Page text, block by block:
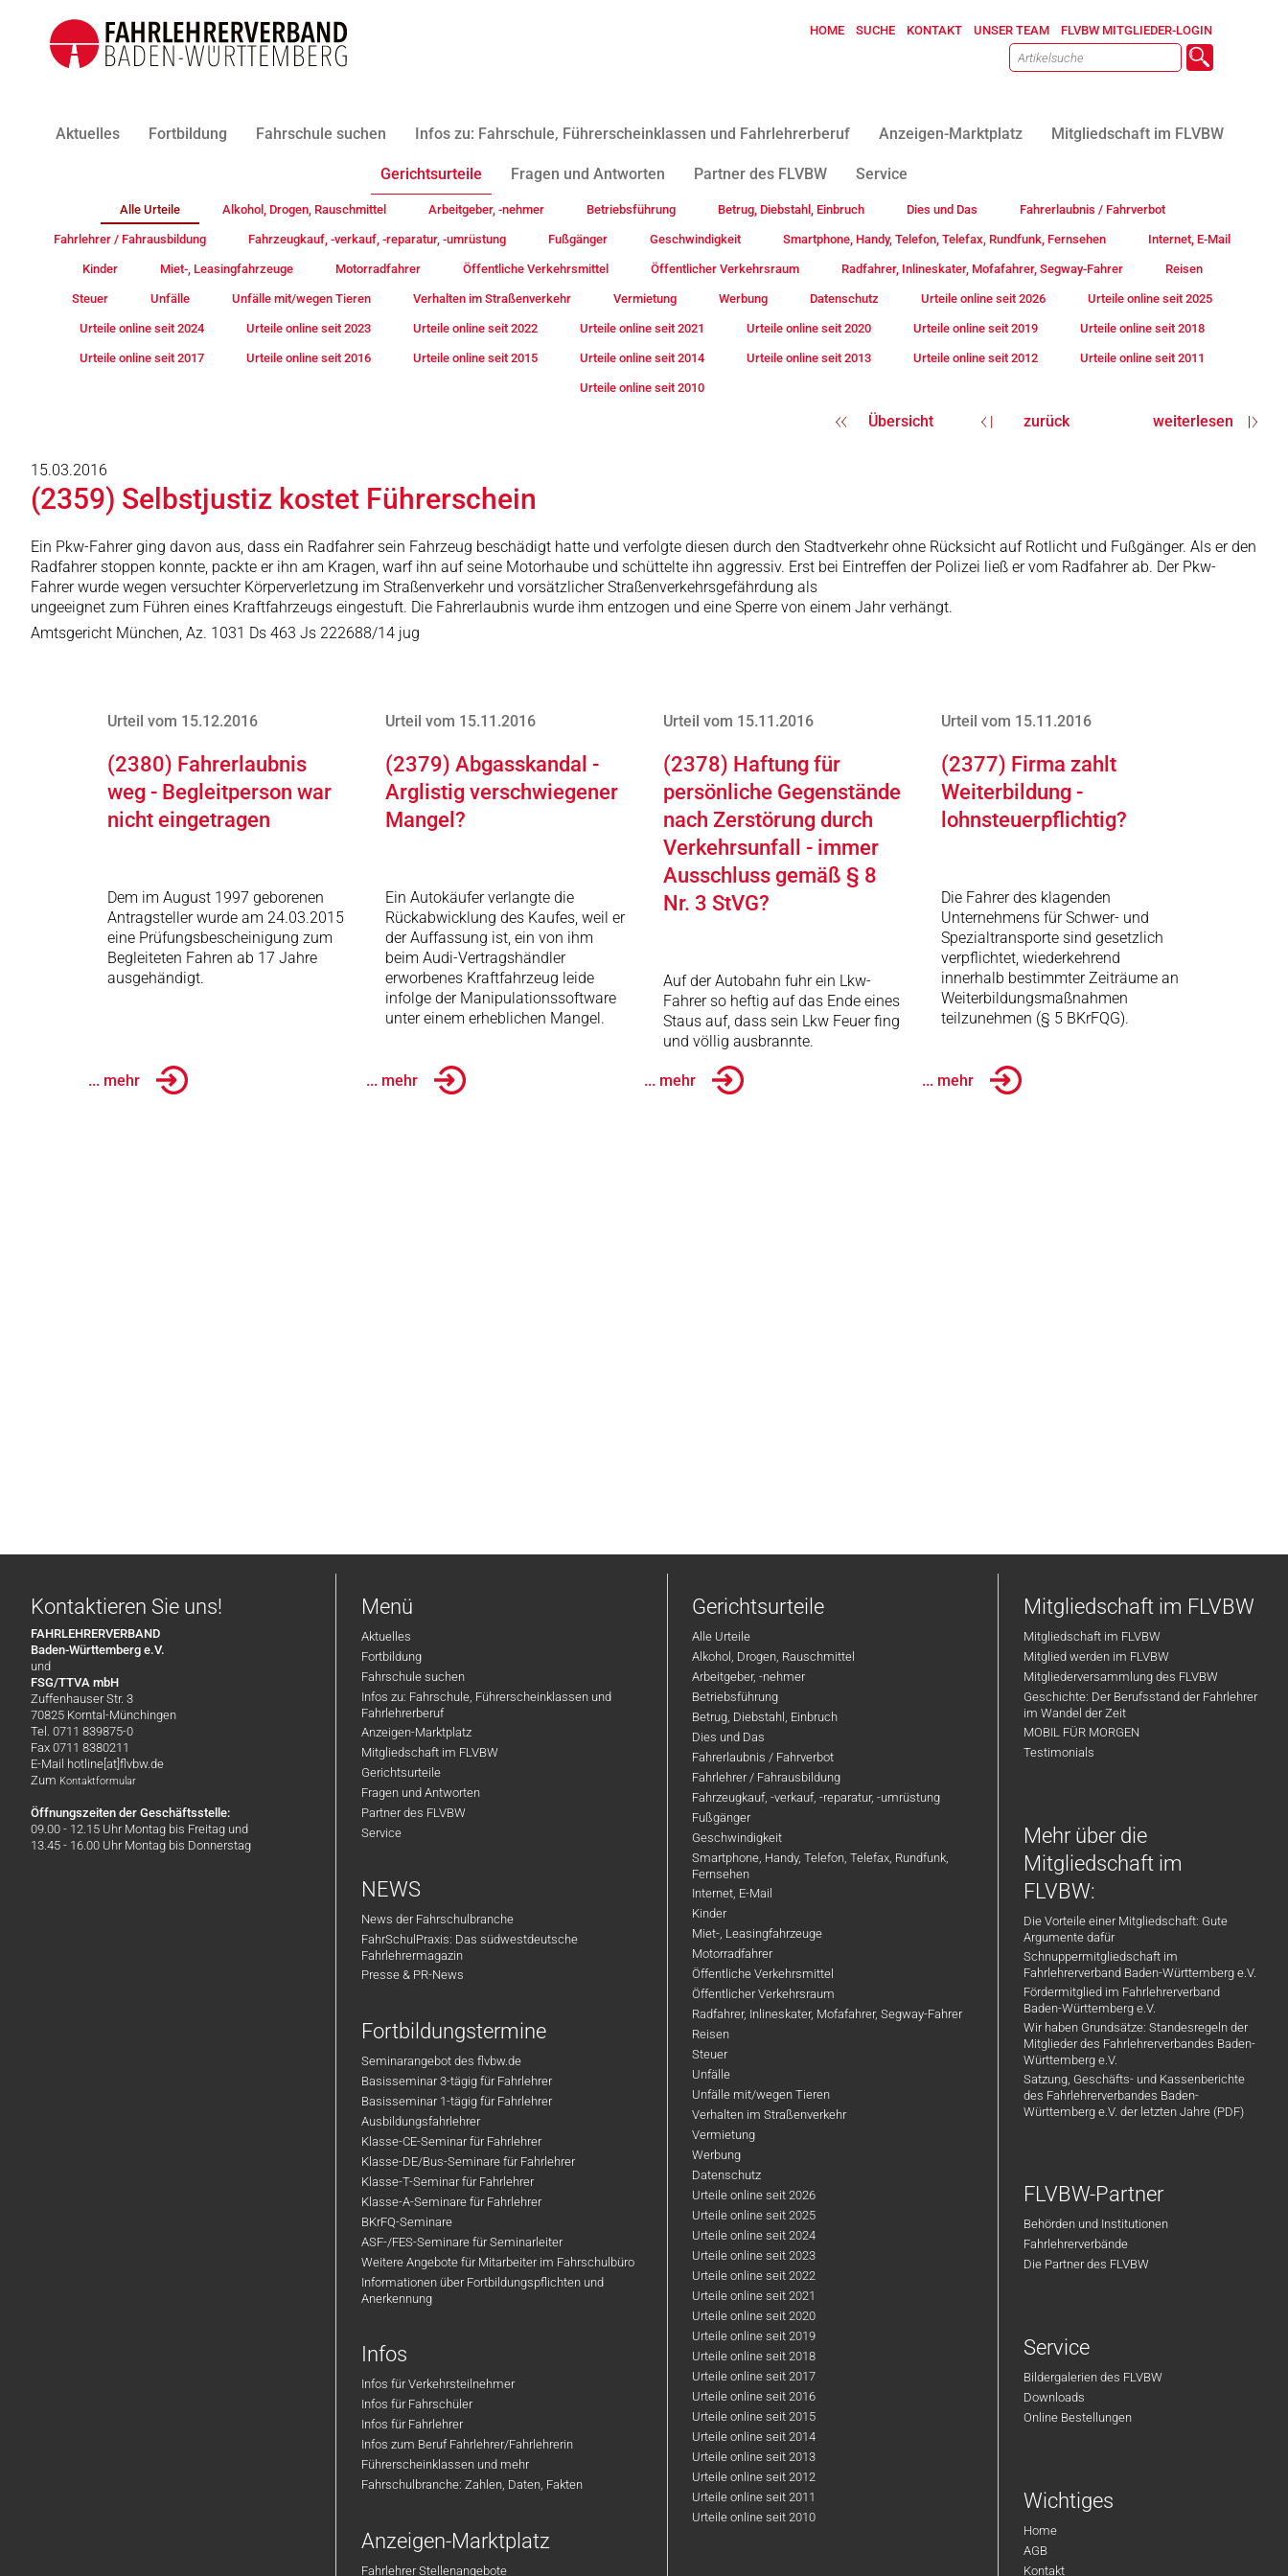
HOME SUCHE KONTAKT UNSER TEAM FLVBW MITGLIEDER-LOGIN
Aktuelles Fortbildung Fahrschule suchen Infos zu: Fahrschule, Führerscheinklassen und Fahrlehrerberuf Anzeigen-Marktplatz Mitgliedschaft im FLVBW
Gerichtsurteile Fragen und Antworten Partner des FLVBW Service
Alle Urteile Alkohol, Drogen, Rauschmittel Arbeitgeber, -nehmer Betriebsführung Betrug, Diebstahl, Einbruch Dies und Das Fahrerlaubnis / Fahrverbot
Fahrlehrer / Fahrausbildung Fahrzeugkauf, -verkauf, -reparatur, -umrüstung Fußgänger Geschwindigkeit Smartphone, Handy, Telefon, Telefax, Rundfunk, Fernsehen Internet, E-Mail
Kinder Miet-, Leasingfahrzeuge Motorradfahrer Öffentliche Verkehrsmittel Öffentlicher Verkehrsraum Radfahrer, Inlineskater, Mofafahrer, Segway-Fahrer Reisen
Steuer Unfälle Unfälle mit/wegen Tieren Verhalten im Straßenverkehr Vermietung Werbung Datenschutz Urteile online seit 2026 Urteile online seit 2025
Urteile online seit 2024 Urteile online seit 2023 Urteile online seit 2022 Urteile online seit 2021 Urteile online seit 2020 Urteile online seit 2019 Urteile online seit 2018
Urteile online seit 2017 Urteile online seit 2016 Urteile online seit 2015 Urteile online seit 2014 Urteile online seit 2013 Urteile online seit 2012 Urteile online seit 2011
Urteile online seit 2010
Übersicht zurück weiterlesen
15.03.2016
(2359) Selbstjustiz kostet Führerschein
Ein Pkw-Fahrer ging davon aus, dass ein Radfahrer sein Fahrzeug beschädigt hatte und verfolgte diesen durch den Stadtverkehr ohne Rücksicht auf Rotlicht und Fußgänger. Als er den
Radfahrer stoppen konnte, packte er ihn am Kragen, warf ihn auf seine Motorhaube und schüttelte ihn aggressiv. Erst bei Eintreffen der Polizei ließ er vom Radfahrer ab. Der Pkw-
Fahrer wurde wegen versuchter Körperverletzung im Straßenverkehr und vorsätzlicher Straßenverkehrsgefährdung als
ungeeignet zum Führen eines Kraftfahrzeugs eingestuft. Die Fahrerlaubnis wurde ihm entzogen und eine Sperre von einem Jahr verhängt.
Amtsgericht München, Az. 1031 Ds 463 Js 222688/14 jug
Urteil vom 15.12.2016
(2380) Fahrerlaubnis
weg - Begleitperson war
nicht eingetragen
Dem im August 1997 geborenen
Antragsteller wurde am 24.03.2015
eine Prüfungsbescheinigung zum
Begleiteten Fahren ab 17 Jahre
ausgehändigt.
... mehr
Urteil vom 15.11.2016
(2379) Abgasskandal -
Arglistig verschwiegener
Mangel?
Ein Autokäufer verlangte die
Rückabwicklung des Kaufes, weil er
der Auffassung ist, ein von ihm
beim Audi-Vertragshändler
erworbenes Kraftfahrzeug leide
infolge der Manipulationssoftware
unter einem erheblichen Mangel.
... mehr
Urteil vom 15.11.2016
(2378) Haftung für
persönliche Gegenstände
nach Zerstörung durch
Verkehrsunfall - immer
Ausschluss gemäß § 8
Nr. 3 StVG?
Auf der Autobahn fuhr ein Lkw-
Fahrer so heftig auf das Ende eines
Staus auf, dass sein Lkw Feuer fing
und völlig ausbrannte.
... mehr
Urteil vom 15.11.2016
(2377) Firma zahlt
Weiterbildung -
lohnsteuerpflichtig?
Die Fahrer des klagenden
Unternehmens für Schwer- und
Spezialtransporte sind gesetzlich
verpflichtet, wiederkehrend
innerhalb bestimmter Zeiträume an
Weiterbildungsmaßnahmen
teilzunehmen (§ 5 BKrFQG).
... mehr
Kontaktieren Sie uns!
FAHRLEHRERVERBAND
Baden-Württemberg e.V.
und
FSG/TTVA mbH
Zuffenhauser Str. 3
70825 Korntal-Münchingen
Tel. 0711 839875-0
Fax 0711 8380211
E-Mail hotline[at]flvbw.de
Zum Kontaktformular
Öffnungszeiten der Geschäftsstelle:
09.00 - 12.15 Uhr Montag bis Freitag und
13.45 - 16.00 Uhr Montag bis Donnerstag
Menü
Aktuelles
Fortbildung
Fahrschule suchen
Infos zu: Fahrschule, Führerscheinklassen und
Fahrlehrerberuf
Anzeigen-Marktplatz
Mitgliedschaft im FLVBW
Gerichtsurteile
Fragen und Antworten
Partner des FLVBW
Service
NEWS
News der Fahrschulbranche
FahrSchulPraxis: Das südwestdeutsche
Fahrlehrermagazin
Presse & PR-News
Fortbildungstermine
Seminarangebot des flvbw.de
Basisseminar 3-tägig für Fahrlehrer
Basisseminar 1-tägig für Fahrlehrer
Ausbildungsfahrlehrer
Klasse-CE-Seminar für Fahrlehrer
Klasse-DE/Bus-Seminare für Fahrlehrer
Klasse-T-Seminar für Fahrlehrer
Klasse-A-Seminare für Fahrlehrer
BKrFQ-Seminare
ASF-/FES-Seminare für Seminarleiter
Weitere Angebote für Mitarbeiter im Fahrschulbüro
Informationen über Fortbildungspflichten und
Anerkennung
Infos
Infos für Verkehrsteilnehmer
Infos für Fahrschüler
Infos für Fahrlehrer
Infos zum Beruf Fahrlehrer/Fahrlehrerin
Führerscheinklassen und mehr
Fahrschulbranche: Zahlen, Daten, Fakten
Anzeigen-Marktplatz
Fahrlehrer Stellenangebote
Gerichtsurteile
Alle Urteile
Alkohol, Drogen, Rauschmittel
Arbeitgeber, -nehmer
Betriebsführung
Betrug, Diebstahl, Einbruch
Dies und Das
Fahrerlaubnis / Fahrverbot
Fahrlehrer / Fahrausbildung
Fahrzeugkauf, -verkauf, -reparatur, -umrüstung
Fußgänger
Geschwindigkeit
Smartphone, Handy, Telefon, Telefax, Rundfunk,
Fernsehen
Internet, E-Mail
Kinder
Miet-, Leasingfahrzeuge
Motorradfahrer
Öffentliche Verkehrsmittel
Öffentlicher Verkehrsraum
Radfahrer, Inlineskater, Mofafahrer, Segway-Fahrer
Reisen
Steuer
Unfälle
Unfälle mit/wegen Tieren
Verhalten im Straßenverkehr
Vermietung
Werbung
Datenschutz
Urteile online seit 2026
Urteile online seit 2025
Urteile online seit 2024
Urteile online seit 2023
Urteile online seit 2022
Urteile online seit 2021
Urteile online seit 2020
Urteile online seit 2019
Urteile online seit 2018
Urteile online seit 2017
Urteile online seit 2016
Urteile online seit 2015
Urteile online seit 2014
Urteile online seit 2013
Urteile online seit 2012
Urteile online seit 2011
Urteile online seit 2010
Mitgliedschaft im FLVBW
Mitgliedschaft im FLVBW
Mitglied werden im FLVBW
Mitgliederversammlung des FLVBW
Geschichte: Der Berufsstand der Fahrlehrer
im Wandel der Zeit
MOBIL FÜR MORGEN
Testimonials
Mehr über die
Mitgliedschaft im
FLVBW:
Die Vorteile einer Mitgliedschaft: Gute
Argumente dafür
Schnuppermitgliedschaft im
Fahrlehrerverband Baden-Württemberg e.V.
Fördermitglied im Fahrlehrerverband
Baden-Württemberg e.V.
Wir haben Grundsätze: Standesregeln der
Mitglieder des Fahrlehrerverbandes Baden-
Württemberg e.V.
Satzung, Geschäfts- und Kassenberichte
des Fahrlehrerverbandes Baden-
Württemberg e.V. der letzten Jahre (PDF)
FLVBW-Partner
Behörden und Institutionen
Fahrlehrerverbände
Die Partner des FLVBW
Service
Bildergalerien des FLVBW
Downloads
Online Bestellungen
Wichtiges
Home
AGB
Kontakt